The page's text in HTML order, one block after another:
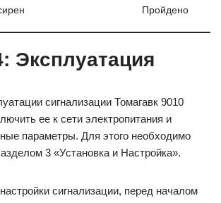
Пройдено
Эксплуатация
сигнализации Томагавк 9010
ее к сети электропитания и
параметры. Для этого необходимо
3 «Установка и Настройка».
сигнализации, перед началом